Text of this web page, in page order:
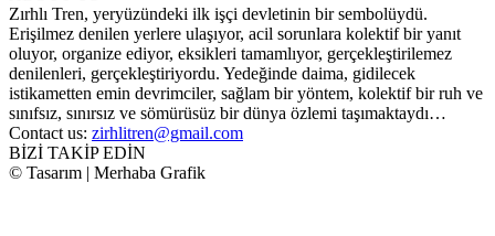
Zırhlı Tren, yeryüzündeki ilk işçi devletinin bir sembolüydü.
Erişilmez denilen yerlere ulaşıyor, acil sorunlara kolektif bir yanıt
oluyor, organize ediyor, eksikleri tamamlıyor, gerçekleştirilemez
denilenleri, gerçekleştiriyordu. Yedeğinde daima, gidilecek
istikametten emin devrimciler, sağlam bir yöntem, kolektif bir ruh ve
sınıfsız, sınırsız ve sömürüsüz bir dünya özlemi taşımaktaydı…
Contact us: zirhlitren@gmail.com
BİZİ TAKİP EDİN
© Tasarım | Merhaba Grafik